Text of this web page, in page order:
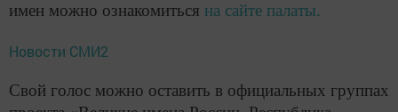
имен можно ознакомиться на сайте палаты.
Новости СМИ2
Свой голос можно оставить в официальных группах